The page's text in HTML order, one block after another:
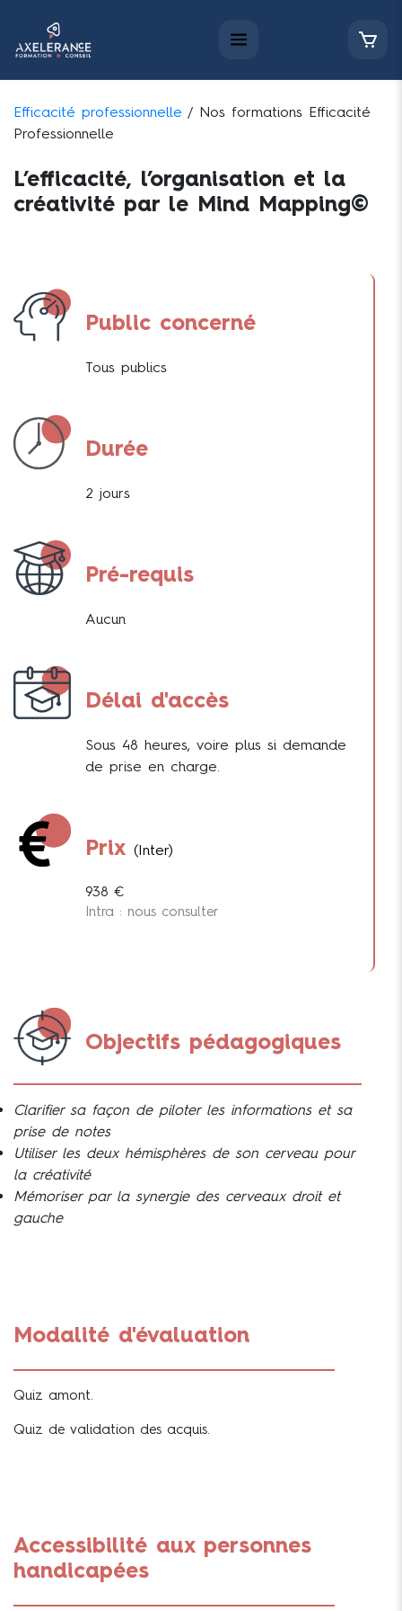
Efficacité professionnelle / Nos formations Efficacité
Professionnelle
L’efficacité, l’organisation et la
créativité par le Mind Mapping©
Public concerné
Tous publics
Durée
2 jours
Pré-requis
Aucun
Délai d'accès
Sous 48 heures, voire plus si demande
de prise en charge.
Prix (Inter)
938 €
Intra : nous consulter
Objectifs pédagogiques
Clarifier sa façon de piloter les informations et sa
prise de notes
Utiliser les deux hémisphères de son cerveau pour
la créativité
Mémoriser par la synergie des cerveaux droit et
gauche
Modalité d'évaluation
Quiz amont.
Quiz de validation des acquis.
Accessibilité aux personnes
handicapées